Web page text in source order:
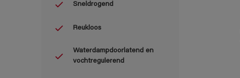
Sneldrogend
Reukloos
Waterdampdoorlatend en
vochtregulerend